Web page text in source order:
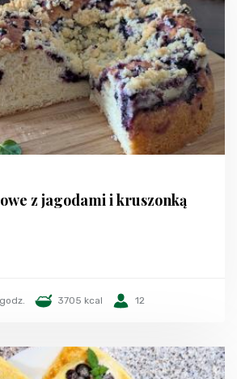
z jagodami i kruszonką
3705 kcal 12